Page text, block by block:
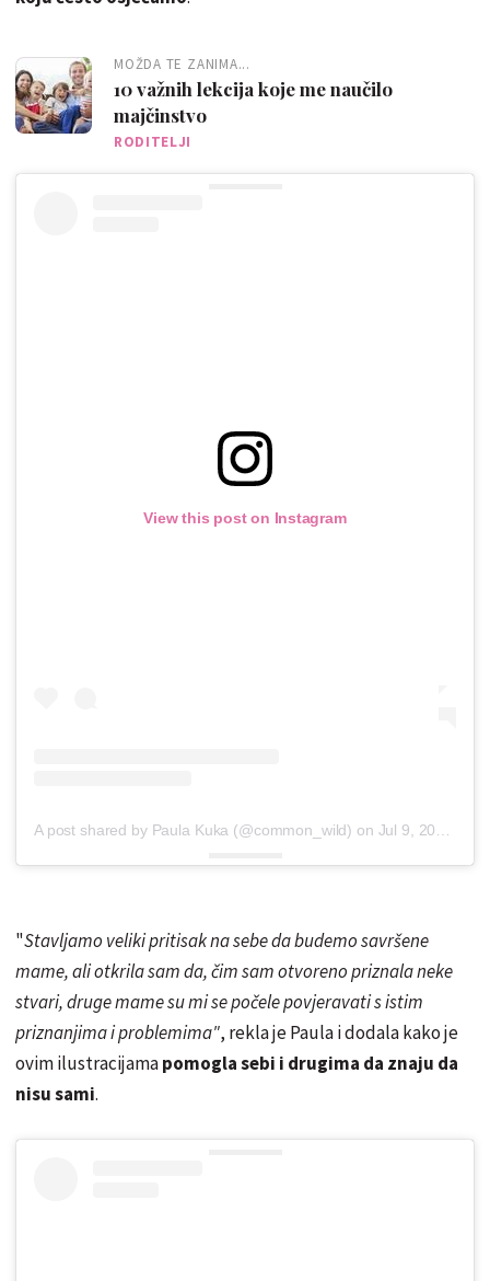
MOŽDA TE ZANIMA...
10 važnih lekcija koje me naučilo
majčinstvo
RODITELJI
View this post on Instagram
A post shared by Paula Kuka (@common_wild) on Jul 9, 2018 at 3:58am PDT
"Stavljamo veliki pritisak na sebe da budemo savršene
mame, ali otkrila sam da, čim sam otvoreno priznala neke
stvari, druge mame su mi se počele povjeravati s istim
priznanjima i problemima", rekla je Paula i dodala kako je
ovim ilustracijamapomogla sebi i drugima da znaju da
nisu sami.